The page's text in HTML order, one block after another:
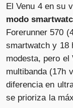
El Venu 4 en su
modo
Forerunner 570
smartwatch y 18
modesta, pero el
multibanda (17h
diferencia en
se prioriza la